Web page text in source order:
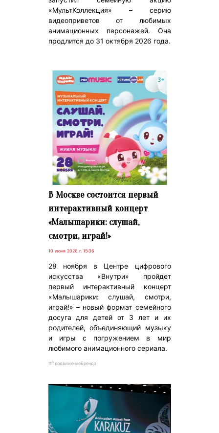
«МультКоллекция» – серию
видеоприветов от любимых
анимационных персонажей. Она
продлится до 31 октября 2026 года.
В Москве состоится первый
интерактивный концерт
«Малышарики: слушай,
смотри, играй!»
10 июня 2026 г. 15:36
28 ноября в Центре цифрового
искусства «Внутри» пройдет
первый интерактивный концерт
«Малышарики: слушай, смотри,
играй!» – новый формат семейного
досуга для детей от 3 лет и их
родителей, объединяющий музыку
и игры с погружением в мир
любимого анимационного сериала.
#ПродвижениеБренда